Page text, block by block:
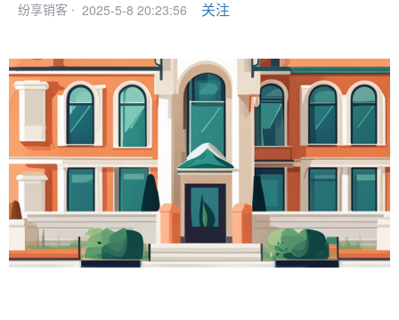
纷享销客 · 2025-5-8 20:23:56 关注